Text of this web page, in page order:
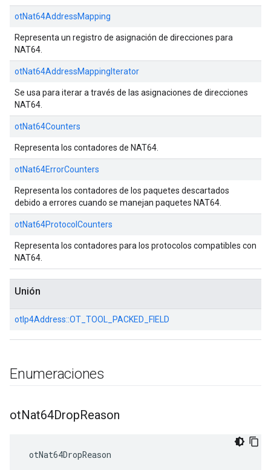
otNat64AddressMapping
Representa un registro de asignación de direcciones para
NAT64.
otNat64AddressMappingIterator
Se usa para iterar a través de las asignaciones de direcciones
NAT64.
otNat64Counters
Representa los contadores de NAT64.
otNat64ErrorCounters
Representa los contadores de los paquetes descartados
debido a errores cuando se manejan paquetes NAT64.
otNat64ProtocolCounters
Representa los contadores para los protocolos compatibles con
NAT64.
Unión
otIp4Address::OT_TOOL_PACKED_FIELD
Enumeraciones
otNat64DropReason
otNat64DropReason